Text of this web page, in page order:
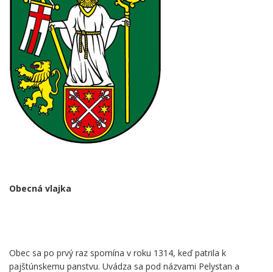
Obecná vlajka
Obec sa po prvý raz spomína v roku 1314, keď patrila k
pajštúnskemu panstvu. Uvádza sa pod názvami Pelystan a